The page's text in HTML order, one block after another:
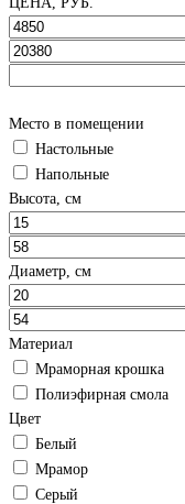
Место в помещении
Настольные
Напольные
Высота, см
Диаметр, см
Материал
Мраморная крошка
Полиэфирная смола
Цвет
Белый
Мрамор
Серый